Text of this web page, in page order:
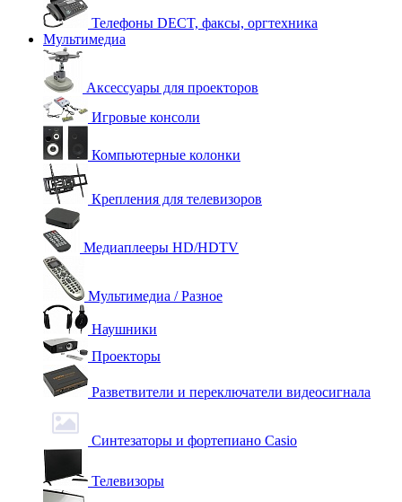
Телефоны DECT, факсы, оргтехника
Мультимедиа
Аксессуары для проекторов
Игровые консоли
Компьютерные колонки
Крепления для телевизоров
Медиаплееры HD/HDTV
Мультимедиа / Разное
Наушники
Проекторы
Разветвители и переключатели видеосигнала
Синтезаторы и фортепиано Casio
Телевизоры